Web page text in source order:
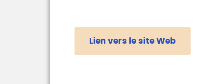
Lien vers le site Web